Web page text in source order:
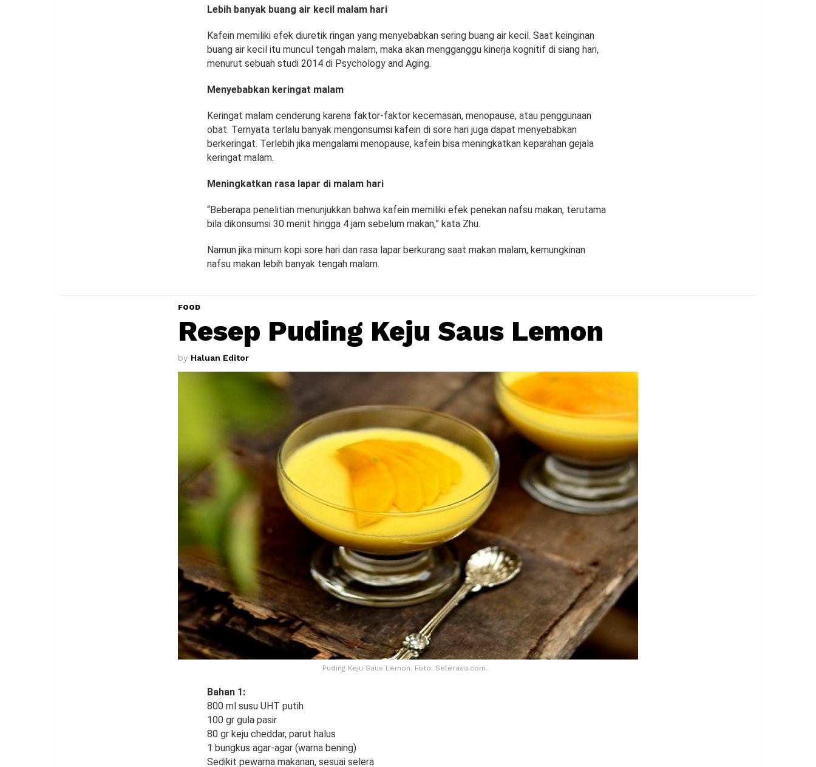
Lebih banyak buang air kecil malam hari
Kafein memiliki efek diuretik ringan yang menyebabkan sering buang air kecil. Saat keinginan
buang air kecil itu muncul tengah malam, maka akan mengganggu kinerja kognitif di siang hari,
menurut sebuah studi 2014 di Psychology and Aging.
Menyebabkan keringat malam
Keringat malam cenderung karena faktor-faktor kecemasan, menopause, atau penggunaan
obat. Ternyata terlalu banyak mengonsumsi kafein di sore hari juga dapat menyebabkan
berkeringat. Terlebih jika mengalami menopause, kafein bisa meningkatkan keparahan gejala
keringat malam.
Meningkatkan rasa lapar di malam hari
“Beberapa penelitian menunjukkan bahwa kafein memiliki efek penekan nafsu makan, terutama
bila dikonsumsi 30 menit hingga 4 jam sebelum makan,” kata Zhu.
Namun jika minum kopi sore hari dan rasa lapar berkurang saat makan malam, kemungkinan
nafsu makan lebih banyak tengah malam.
FOOD
Resep Puding Keju Saus Lemon
by Haluan Editor
Puding Keju Saus Lemon. Foto: Selerasa.com.
Bahan 1:
800 ml susu UHT putih
100 gr gula pasir
80 gr keju cheddar, parut halus
1 bungkus agar-agar (warna bening)
Sedikit pewarna makanan, sesuai selera